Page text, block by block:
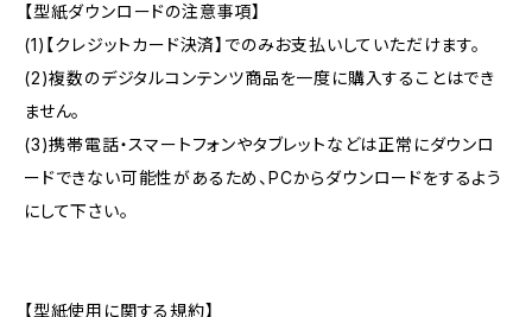
【型紙ダウンロードの注意事項】
(1)【クレジットカード決済】でのみお支払いしていただけます。
(2)複数のデジタルコンテンツ商品を一度に購入することはでき
ません。
(3)携帯電話・スマートフォンやタブレットなどは正常にダウンロ
ードできない可能性があるため、PCからダウンロードをするよう
にして下さい。
【型紙使用に関する規約】